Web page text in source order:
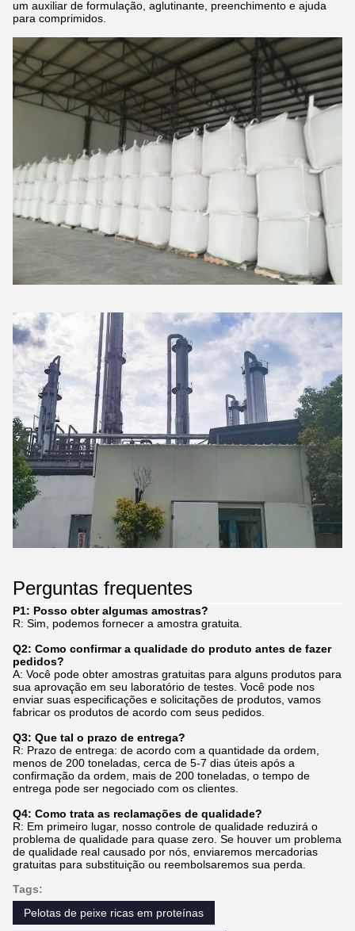
um auxiliar de formulação, aglutinante, preenchimento e ajuda
para comprimidos.
Perguntas frequentes
P1: Posso obter algumas amostras?
R: Sim, podemos fornecer a amostra gratuita.
Q2: Como confirmar a qualidade do produto antes de fazer
pedidos?
A: Você pode obter amostras gratuitas para alguns produtos para
sua aprovação em seu laboratório de testes. Você pode nos
enviar suas especificações e solicitações de produtos, vamos
fabricar os produtos de acordo com seus pedidos.
Q3: Que tal o prazo de entrega?
R: Prazo de entrega: de acordo com a quantidade da ordem,
menos de 200 toneladas, cerca de 5-7 dias úteis após a
confirmação da ordem, mais de 200 toneladas, o tempo de
entrega pode ser negociado com os clientes.
Q4: Como trata as reclamações de qualidade?
R: Em primeiro lugar, nosso controle de qualidade reduzirá o
problema de qualidade para quase zero. Se houver um problema
de qualidade real causado por nós, enviaremos mercadorias
gratuitas para substituição ou reembolsaremos sua perda.
Tags:
Pelotas de peixe ricas em proteínas